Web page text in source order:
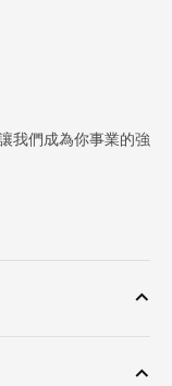
我們成為你事業的強